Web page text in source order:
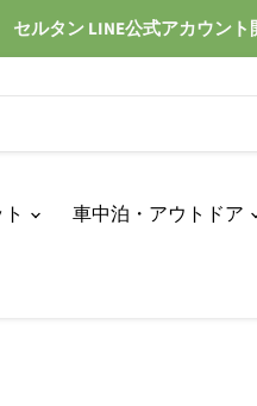
セルタン LINE公式アカウン
車中泊・アウトドア